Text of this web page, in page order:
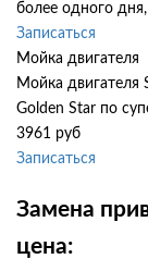
более одного
Записаться
Мойка двигателя
Мойка двигателя
Golden Star по
3961 руб
Записаться
Замена
цена: